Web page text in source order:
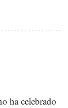
ha celebrado